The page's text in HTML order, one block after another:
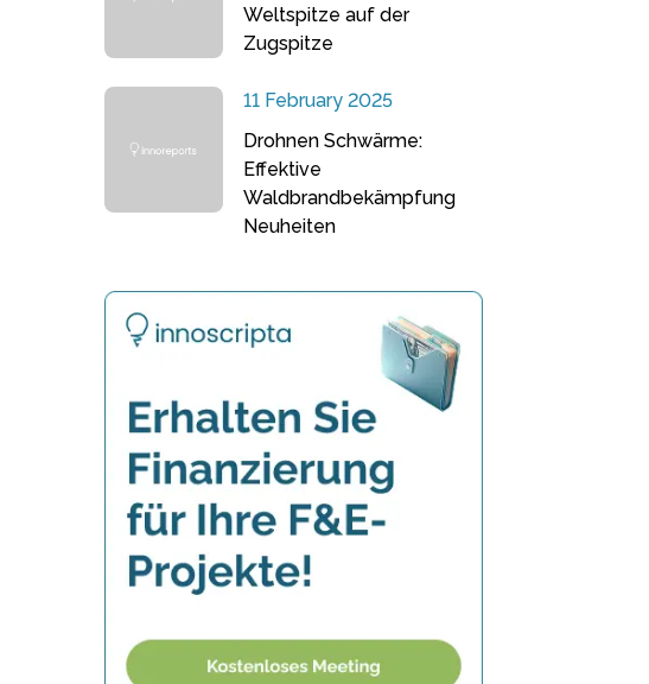
Weltspitze auf der
Zugspitze
11 February 2025
Drohnen Schwärme:
Effektive
Waldbrandbekämpfung
Neuheiten